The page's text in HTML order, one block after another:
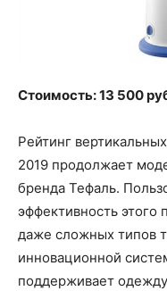
Стоимость: 13 500
Рейтинг
2019 продолжает
бренда Тефаль.
эффективность этого
даже сложных типов
инновационной
поддерживает